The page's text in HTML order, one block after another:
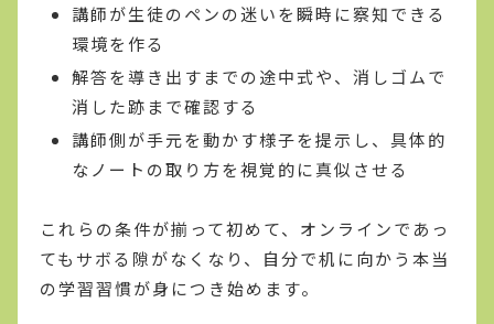
講師が生徒のペンの迷いを瞬時に察知できる
環境を作る
解答を導き出すまでの途中式や、消しゴムで
消した跡まで確認する
講師側が手元を動かす様子を提示し、具体的
なノートの取り方を視覚的に真似させる
これらの条件が揃って初めて、オンラインであっ
てもサボる隙がなくなり、自分で机に向かう本当
の学習習慣が身につき始めます。